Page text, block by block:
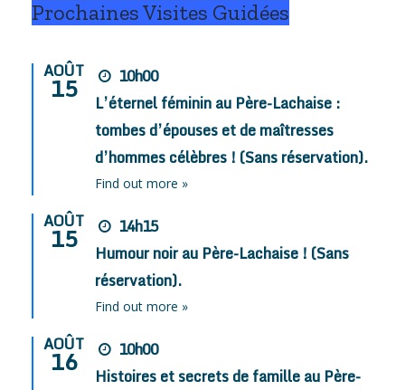
Prochaines Visites Guidées
AOÛT
15
10h00
L’éternel féminin au Père-Lachaise :
tombes d’épouses et de maîtresses
d’hommes célèbres ! (Sans réservation).
Find out more »
AOÛT
15
14h15
Humour noir au Père-Lachaise ! (Sans
réservation).
Find out more »
AOÛT
16
10h00
Histoires et secrets de famille au Père-